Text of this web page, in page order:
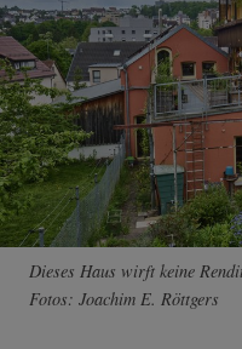
Dieses Haus wirft keine
Fotos: Joachim E. Röttgers